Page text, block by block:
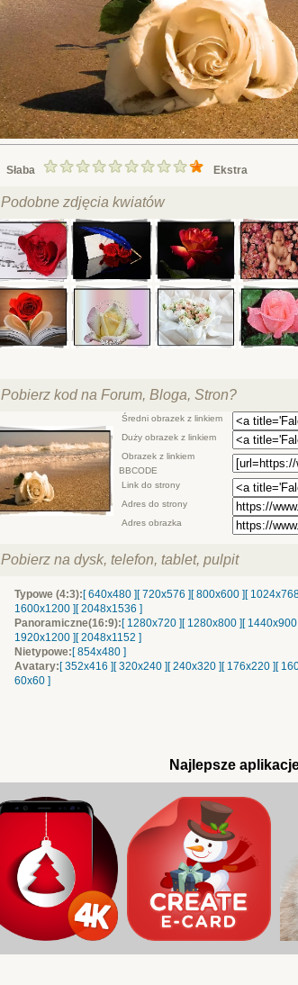
Słaba Ekstra
Podobne zdjęcia kwiatów
Pobierz kod na Forum, Bloga, Stron?
Średni obrazek z linkiem
Duży obrazek z linkiem
Obrazek z linkiem
BBCODE
Link do strony
Adres do strony
Adres obrazka
Pobierz na dysk, telefon, tablet, pulpit
Typowe (4:3):[ 640x480 ][ 720x576 ][ 800x600 ][
1600x1200 ][ 2048x1536 ]
Panoramiczne(16:9):[ 1280x720 ][ 1280x800 ][ 1440x900
1920x1200 ][ 2048x1152 ]
Nietypowe:[ 854x480 ]
Avatary:[ 352x416 ][ 320x240 ][ 240x320 ][ 176x220 ][
60x60 ]
Najlepsze